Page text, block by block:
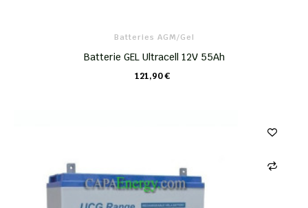
Batteries AGM/Gel
Batterie GEL Ultracell 12V 55Ah
121,90 €
CHARIOT